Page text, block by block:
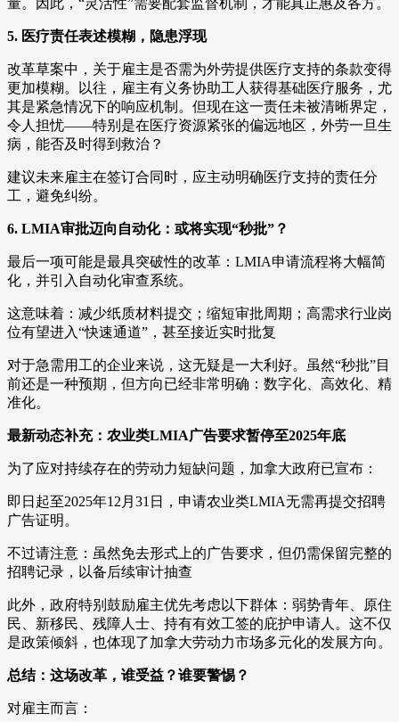
量。因此，“灵活性”需要配套监督机制，才能真正惠及各方。
5. 医疗责任表述模糊，隐患浮现
改革草案中，关于雇主是否需为外劳提供医疗支持的条款变得
更加模糊。以往，雇主有义务协助工人获得基础医疗服务，尤
其是紧急情况下的响应机制。但现在这一责任未被清晰界定，
令人担忧——特别是在医疗资源紧张的偏远地区，外劳一旦生
病，能否及时得到救治？
建议未来雇主在签订合同时，应主动明确医疗支持的责任分
工，避免纠纷。
6. LMIA审批迈向自动化：或将实现“秒批”？
最后一项可能是最具突破性的改革：LMIA申请流程将大幅简
化，并引入自动化审查系统。
这意味着：减少纸质材料提交；缩短审批周期；高需求行业岗
位有望进入“快速通道”，甚至接近实时批复
对于急需用工的企业来说，这无疑是一大利好。虽然“秒批”目
前还是一种预期，但方向已经非常明确：数字化、高效化、精
准化。
最新动态补充：农业类LMIA广告要求暂停至2025年底
为了应对持续存在的劳动力短缺问题，加拿大政府已宣布：
即日起至2025年12月31日，申请农业类LMIA无需再提交招聘
广告证明。
不过请注意：虽然免去形式上的广告要求，但仍需保留完整的
招聘记录，以备后续审计抽查
此外，政府特别鼓励雇主优先考虑以下群体：弱势青年、原住
民、新移民、残障人士、持有有效工签的庇护申请人。这不仅
是政策倾斜，也体现了加拿大劳动力市场多元化的发展方向。
总结：这场改革，谁受益？谁要警惕？
对雇主而言：